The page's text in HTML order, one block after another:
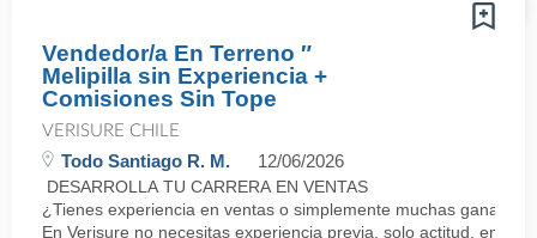
Vendedor/a En Terreno ″
Melipilla sin Experiencia +
Comisiones Sin Tope
VERISURE CHILE
Todo Santiago R. M. 12/06/2026
DESARROLLA TU CARRERA EN VENTAS
¿Tienes experiencia en ventas o simplemente muchas ganas
En Verisure no necesitas experiencia previa, solo actitud,